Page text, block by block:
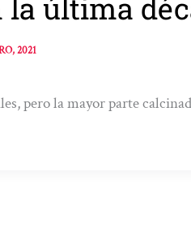
la última
2021
pero la mayor parte